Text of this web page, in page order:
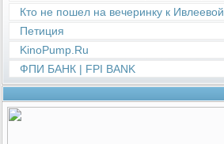
Кто не пошел на вечеринку к Ивлеевой
Петиция
KinoPump.Ru
ФПИ БАНК | FPI BANK